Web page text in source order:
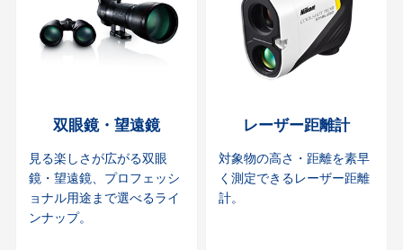
双眼鏡・望遠鏡
見る楽しさが広がる双眼
鏡・望遠鏡、プロフェッシ
ョナル用途まで選べるライ
ンナップ。
レーザー距離計
対象物の高さ・距離を素早
く測定できるレーザー距離
計。